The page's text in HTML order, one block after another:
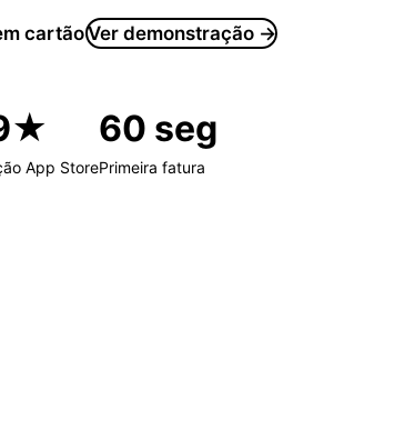
cartãoVer demonstração →
App Store
60 seg
Primeira fatura